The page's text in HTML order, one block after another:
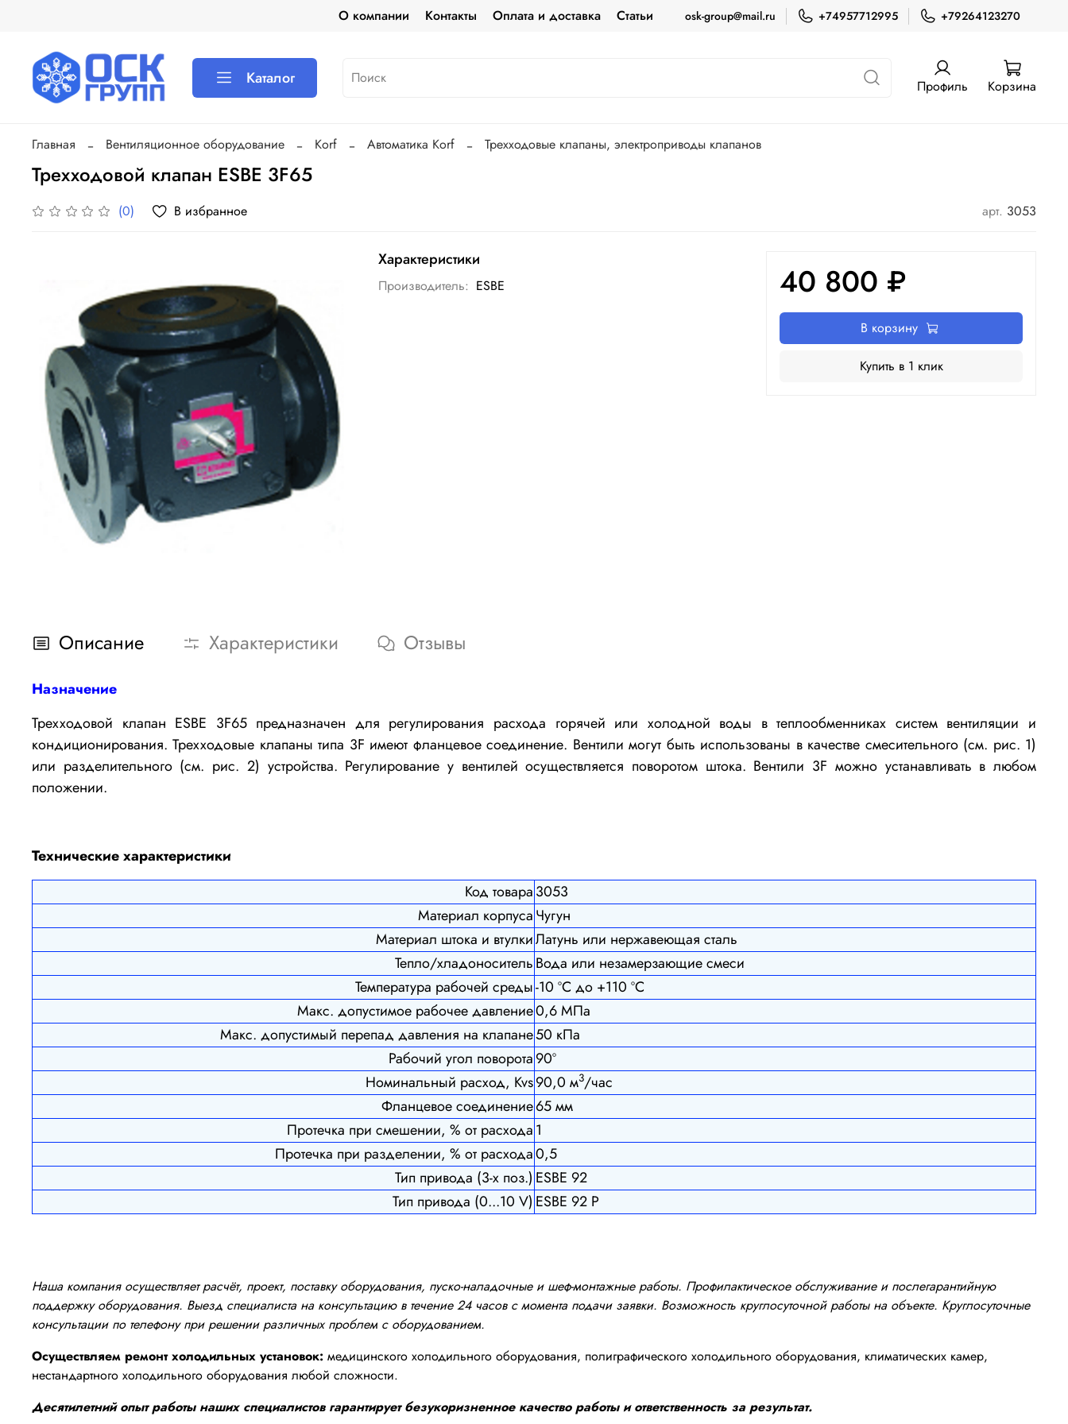
О компании Контакты Оплата и доставка Статьи osk-group@mail.ru +74957712995 +79264123270
Каталог Профиль Корзина
Главная Вентиляционное оборудование Korf Автоматика Korf Трехходовые клапаны, электроприводы клапанов
Трехходовой клапан ESBE 3F65
(0) В избранное арт. 3053
Характеристики
Производитель: ESBE 40 800 ₽
В корзину
Купить в 1 клик
Описание Характеристики Отзывы
Назначение
Трехходовой клапан ESBE 3F65 предназначен для регулирования расхода горячей или холодной воды в теплообменниках систем вентиляции и
кондиционирования. Трехходовые клапаны типа 3F имеют фланцевое соединение. Вентили могут быть использованы в качестве смесительного (см. рис. 1)
или разделительного (см. рис. 2) устройства. Регулирование у вентилей осуществляется поворотом штока. Вентили 3F можно устанавливать в любом
положении.
Технические характеристики
Код товара3053
Материал корпусаЧугун
Материал штока и втулкиЛатунь или нержавеющая сталь
Тепло/хладоносительВода или незамерзающие смеси
Температура рабочей среды-10 ºС до +110 ºС
Макс. допустимое рабочее давление0,6 МПа
Макс. допустимый перепад давления на клапане50 кПа
Рабочий угол поворота90º
Номинальный расход, Kvs90,0 м3/час
Фланцевое соединение65 мм
Протечка при смешении, % от расхода1
Протечка при разделении, % от расхода0,5
Тип привода (3-х поз.) ESBE 92
Тип привода (0...10 V) ESBE 92 P
Наша компания осуществляет расчёт, проект, поставку оборудования, пуско-наладочные и шеф-монтажные работы. Профилактическое обслуживание и послегарантийную
поддержку оборудования. Выезд специалиста на консультацию в течение 24 часов с момента подачи заявки. Возможность круглосуточной работы на объекте. Круглосуточные
консультации по телефону при решении различных проблем с оборудованием.
Осуществляем ремонт холодильных установок: медицинского холодильного оборудования, полиграфического холодильного оборудования, климатических камер,
нестандартного холодильного оборудования любой сложности.
Десятилетний опыт работы наших специалистов гарантирует безукоризненное качество работы и ответственность за результат.